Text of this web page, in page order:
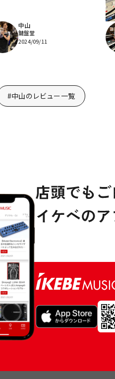
中山
鍵盤堂
2024/09/11
#中山のレビュー一覧